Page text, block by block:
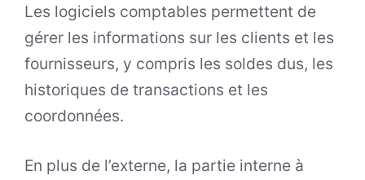
Les logiciels comptables permettent de
gérer les informations sur les clients et les
fournisseurs, y compris les soldes dus, les
historiques de transactions et les
coordonnées.
En plus de l’externe, la partie interne à